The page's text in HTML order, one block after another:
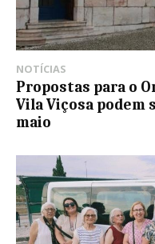
NOTÍCIAS
Propostas para o
Vila Viçosa podem
maio